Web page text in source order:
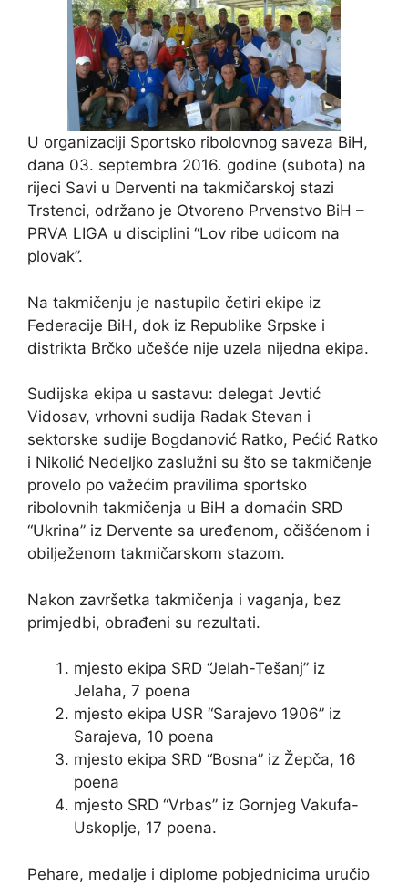
U organizaciji Sportsko ribolovnog saveza BiH,
dana 03. septembra 2016. godine (subota) na
rijeci Savi u Derventi na takmičarskoj stazi
Trstenci, održano je Otvoreno Prvenstvo BiH –
PRVA LIGA u disciplini “Lov ribe udicom na
plovak”.
Na takmičenju je nastupilo četiri ekipe iz
Federacije BiH, dok iz Republike Srpske i
distrikta Brčko učešće nije uzela nijedna ekipa.
Sudijska ekipa u sastavu: delegat Jevtić
Vidosav, vrhovni sudija Radak Stevan i
sektorske sudije Bogdanović Ratko, Pećić Ratko
i Nikolić Nedeljko zaslužni su što se takmičenje
provelo po važećim pravilima sportsko
ribolovnih takmičenja u BiH a domaćin SRD
“Ukrina” iz Dervente sa uređenom, očišćenom i
obilježenom takmičarskom stazom.
Nakon završetka takmičenja i vaganja, bez
primjedbi, obrađeni su rezultati.
mjesto ekipa SRD “Jelah-Tešanj” iz
Jelaha, 7 poena
mjesto ekipa USR “Sarajevo 1906” iz
Sarajeva, 10 poena
mjesto ekipa SRD “Bosna” iz Žepča, 16
poena
mjesto SRD “Vrbas” iz Gornjeg Vakufa-
Uskoplje, 17 poena.
Pehare, medalje i diplome pobjednicima uručio